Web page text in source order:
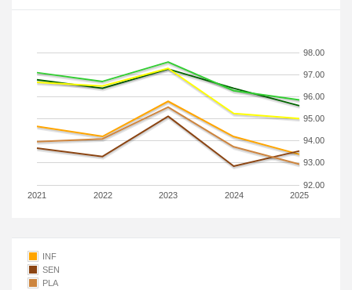
2021 2022 2023 2024 2025
92.00
93.00
94.00
95.00
96.00
97.00
98.00
INF
SEN
PLA